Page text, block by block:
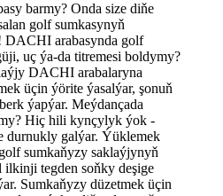
barmy? Onda size diňe
golf sumkasynyň
DACHI arabasynda golf
uç ýa-da titremesi boldymy?
DACHI arabalaryna
üçin ýörite ýasalýar, şonuň
ýapýar. Meýdançada
Hiç hili kynçylyk ýok -
durnukly galýar. Ýüklemek
sumkaňyzy saklaýjynyň
ilkinji tegden soňky deşige
Sumkaňyzy düzetmek üçin